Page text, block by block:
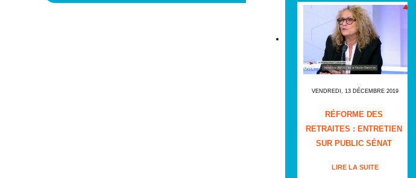
VENDREDI, 13 DÉCEMBRE 2019
RÉFORME DES
RETRAITES : ENTRETIEN
SUR PUBLIC SÉNAT
LIRE LA SUITE